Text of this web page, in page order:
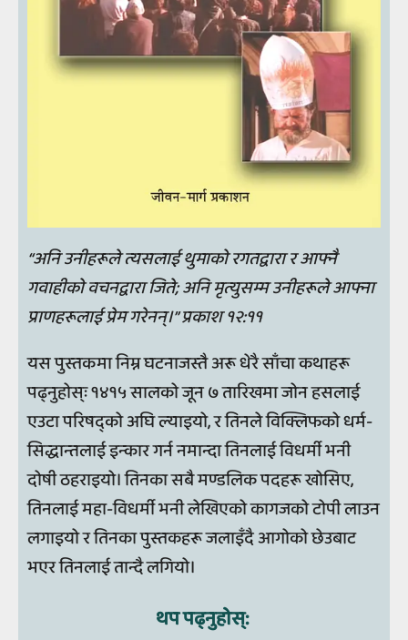
“अनि उनीहरूले त्यसलाई थुमाको रगतद्वारा र आफ्नै
गवाहीको वचनद्वारा जिते; अनि मृत्युसम्म उनीहरूले आफ्ना
प्राणहरूलाई प्रेम गरेनन्।” प्रकाश १२:११
यस पुस्तकमा निम्न घटनाजस्तै अरू धेरै साँचा कथाहरू
पढ्नुहोस्ः १४१५ सालको जून ७ तारिखमा जोन हसलाई
एउटा परिषद्को अघि ल्याइयो, र तिनले विक्लिफको धर्म-
सिद्धान्तलाई इन्कार गर्न नमान्दा तिनलाई विधर्मी भनी
दोषी ठहराइयो। तिनका सबै मण्डलिक पदहरू खोसिए,
तिनलाई महा-विधर्मी भनी लेखिएको कागजको टोपी लाउन
लगाइयो र तिनका पुस्तकहरू जलाइँदै आगोको छेउबाट
भएर तिनलाई तान्दै लगियो।
थप पढ्‍नुहोस्‌: